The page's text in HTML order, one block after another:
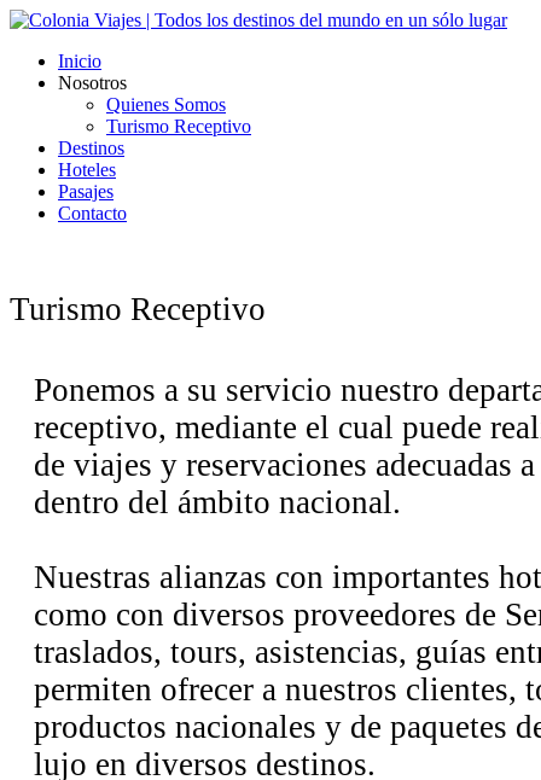
Inicio
Nosotros
Quienes Somos
Turismo Receptivo
Destinos
Hoteles
Pasajes
Contacto
Turismo Receptivo
Ponemos a su servicio nuestro
receptivo, mediante el cual puede
de viajes y reservaciones adecuadas
dentro del ámbito nacional.
Nuestras alianzas con importantes
como con diversos proveedores de
traslados, tours, asistencias, guías
permiten ofrecer a nuestros clientes,
productos nacionales y de paquetes
lujo en diversos destinos.